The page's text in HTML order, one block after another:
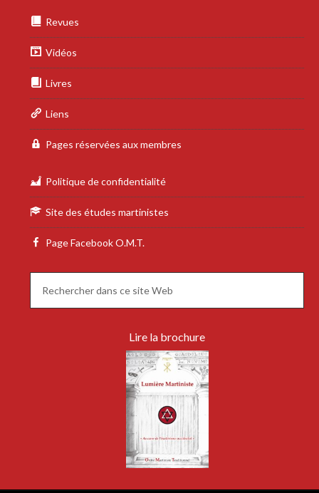
Revues
Vidéos
Livres
Liens
Pages réservées aux membres
Politique de confidentialité
Site des études martinistes
Page Facebook O.M.T.
Lire la brochure